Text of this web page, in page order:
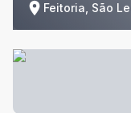
Feitoria, São